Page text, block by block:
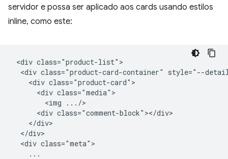
servidor e possa ser aplicado aos cards usando estilos
inline, como este:
<div class="product-list">
<div class="product-card-container" style="--
    <div class="product-card">
      <div class="media">
        <img .../>
      <div class="comment-block"></div>
    </div>
  </div>
  <div class="meta">
    ...